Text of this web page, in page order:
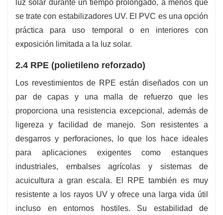
luz solar durante un tiempo prolongado, a menos que
se trate con estabilizadores UV. El PVC es una opción
práctica para uso temporal o en interiores con
exposición limitada a la luz solar.
2.4 RPE (polietileno reforzado)
Los revestimientos de RPE están diseñados con un
par de capas y una malla de refuerzo que les
proporciona una resistencia excepcional, además de
ligereza y facilidad de manejo. Son resistentes a
desgarros y perforaciones, lo que los hace ideales
para aplicaciones exigentes como estanques
industriales, embalses agrícolas y sistemas de
acuicultura a gran escala. El RPE también es muy
resistente a los rayos UV y ofrece una larga vida útil
incluso en entornos hostiles. Su estabilidad de